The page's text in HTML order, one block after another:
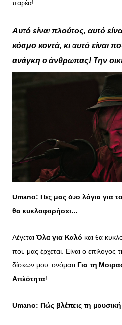
παρέα!
Αυτό είναι πλούτος, αυτό
κόσμο κοντά, κι αυτό είναι
ανάγκη ο άνθρωπας! Την
Umano: Πες μας δυο λόγια για
θα κυκλοφορήσει…
ΛέγεταιΌλα για Καλό και θα
που μας έρχεται. Είναι ο επίλογος
δίσκων μου, ονόματι Για τη
Απλότητα!
Umano: Πώς βλέπεις τη